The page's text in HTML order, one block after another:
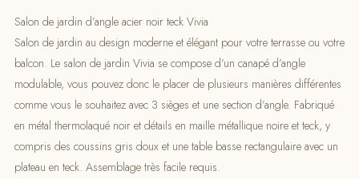
Salon de jardin d’angle acier noir teck Vivia
Salon de jardin au design moderne et élégant pour votre terrasse ou votre
balcon. Le salon de jardin Vivia se compose d’un canapé d’angle
modulable, vous pouvez donc le placer de plusieurs manières différentes
comme vous le souhaitez avec 3 sièges et une section d’angle. Fabriqué
en métal thermolaqué noir et détails en maille métallique noire et teck, y
compris des coussins gris doux et une table basse rectangulaire avec un
plateau en teck. Assemblage très facile requis.